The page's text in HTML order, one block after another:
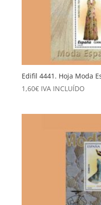
Edifil 4441. Hoja Moda
1,60€ IVA INCLUÍDO